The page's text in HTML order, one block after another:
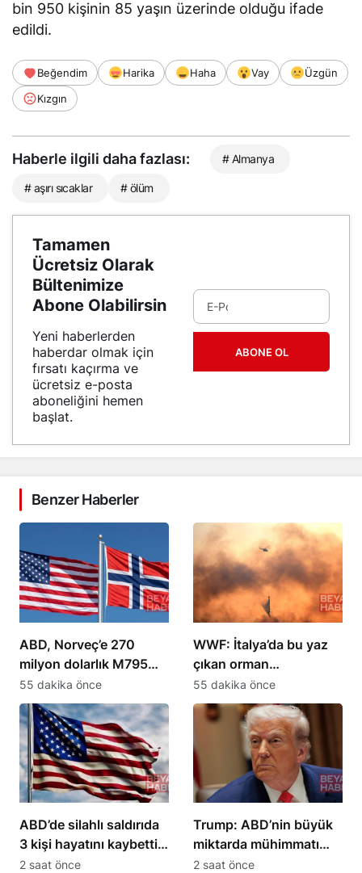
bin 950 kişinin 85 yaşın üzerinde olduğu ifade
edildi.
Beğendim Harika Haha Vay
Üzgün
Kızgın
Haberle ilgili daha fazlası: # Almanya
# aşırı sıcaklar # ölüm
Tamamen
Ücretsiz Olarak
Bültenimize
Abone Olabilirsin
Yeni haberlerden
haberdar olmak için
fırsatı kaçırma ve
ücretsiz e-posta
aboneliğini hemen
başlat.
ABONE OL
Benzer Haberler
ABD, Norveç’e 270
milyon dolarlık M795
mermisi satışını
onayladı
55 dakika önce
WWF: İtalya’da bu yaz
çıkan orman
yangınlarında 70 bin
hektar alan yok oldu
55 dakika önce
ABD’de silahlı saldırıda
3 kişi hayatını kaybetti,
1 yaralı
2 saat önce
Trump: ABD’nin büyük
miktarda mühimmatı
var, üretim devam
2 saat önce